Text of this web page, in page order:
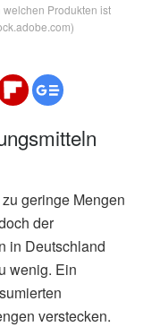
Produkten ist
geringe Mengen
der
in Deutschland
wenig. Ein
verstecken.